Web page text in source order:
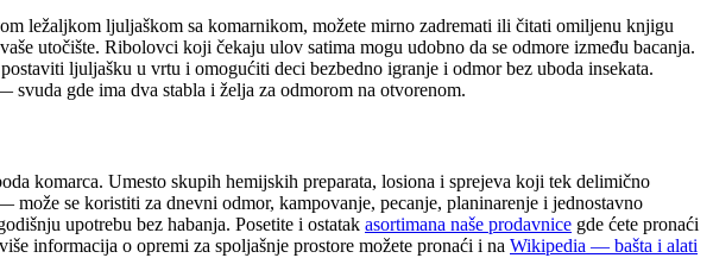
ležaljkom ljuljaškom sa komarnikom, možete mirno zadremati ili čitati omiljenu knjigu
utočište. Ribolovci koji čekaju ulov satima mogu udobno da se odmore između bacanja.
ljuljašku u vrtu i omogućiti deci bezbedno igranje i odmor bez uboda insekata.
gde ima dva stabla i želja za odmorom na otvorenom.
komarca. Umesto skupih hemijskih preparata, losiona i sprejeva koji tek delimično
se koristiti za dnevni odmor, kampovanje, pecanje, planinarenje i jednostavno
upotrebu bez habanja. Posetite i ostatak asortimana naše prodavnice gde ćete pronaći
informacija o opremi za spoljašnje prostore možete pronaći i na Wikipedia — bašta i alati